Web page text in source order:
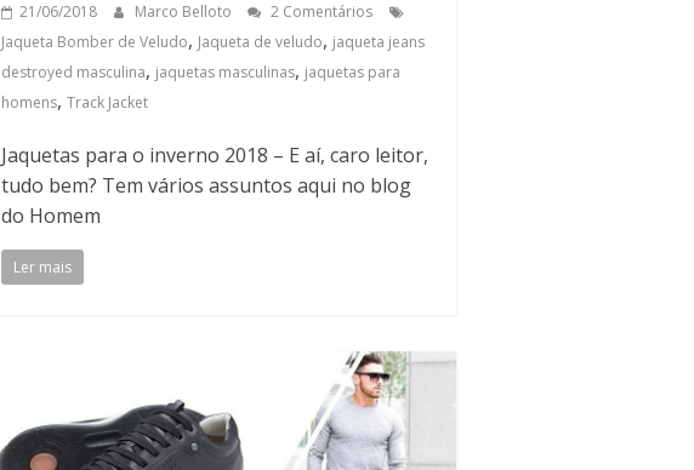
21/06/2018 Marco Belloto
2 Comentários
Jaqueta Bomber de Veludo, Jaqueta de veludo, jaqueta jeans
destroyed masculina, jaquetas masculinas, jaquetas para
homens,Track Jacket
Jaquetas para o inverno 2018 – E aí, caro leitor,
tudo bem? Tem vários assuntos aqui no blog
do Homem
Ler mais